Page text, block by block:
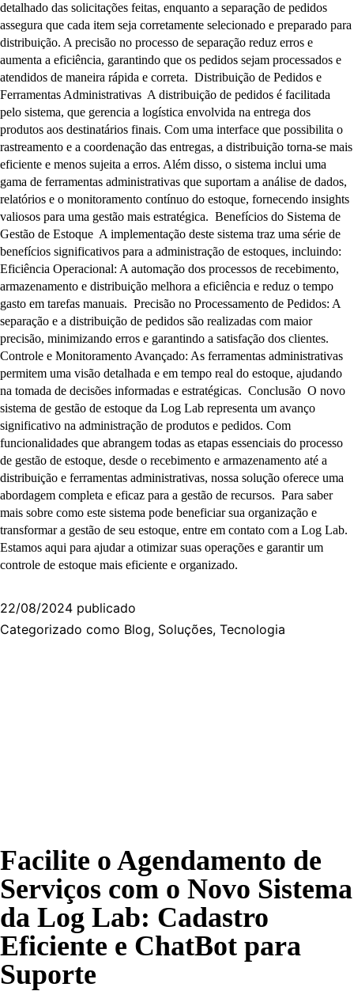
detalhado das solicitações feitas, enquanto a separação de pedidos
assegura que cada item seja corretamente selecionado e preparado para
distribuição. A precisão no processo de separação reduz erros e
aumenta a eficiência, garantindo que os pedidos sejam processados e
atendidos de maneira rápida e correta. Distribuição de Pedidos e
Ferramentas Administrativas A distribuição de pedidos é facilitada
pelo sistema, que gerencia a logística envolvida na entrega dos
produtos aos destinatários finais. Com uma interface que possibilita o
rastreamento e a coordenação das entregas, a distribuição torna-se mais
eficiente e menos sujeita a erros. Além disso, o sistema inclui uma
gama de ferramentas administrativas que suportam a análise de dados,
relatórios e o monitoramento contínuo do estoque, fornecendo insights
valiosos para uma gestão mais estratégica. Benefícios do Sistema de
Gestão de Estoque A implementação deste sistema traz uma série de
benefícios significativos para a administração de estoques, incluindo:
Eficiência Operacional: A automação dos processos de recebimento,
armazenamento e distribuição melhora a eficiência e reduz o tempo
gasto em tarefas manuais. Precisão no Processamento de Pedidos: A
separação e a distribuição de pedidos são realizadas com maior
precisão, minimizando erros e garantindo a satisfação dos clientes.
Controle e Monitoramento Avançado: As ferramentas administrativas
permitem uma visão detalhada e em tempo real do estoque, ajudando
na tomada de decisões informadas e estratégicas. Conclusão O novo
sistema de gestão de estoque da Log Lab representa um avanço
significativo na administração de produtos e pedidos. Com
funcionalidades que abrangem todas as etapas essenciais do processo
de gestão de estoque, desde o recebimento e armazenamento até a
distribuição e ferramentas administrativas, nossa solução oferece uma
abordagem completa e eficaz para a gestão de recursos. Para saber
mais sobre como este sistema pode beneficiar sua organização e
transformar a gestão de seu estoque, entre em contato com a Log Lab.
Estamos aqui para ajudar a otimizar suas operações e garantir um
controle de estoque mais eficiente e organizado.
22/08/2024 publicado
Categorizado como Blog, Soluções, Tecnologia
Facilite o Agendamento de
Serviços com o Novo Sistema
da Log Lab: Cadastro
Eficiente e ChatBot para
Suporte